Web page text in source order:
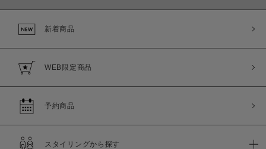
新着商品
WEB限定商品
予約商品
スタイリングから探す